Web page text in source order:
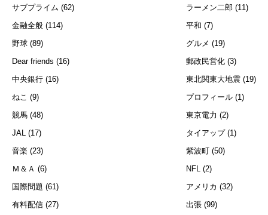
サブプライム (62)
金融全般 (114)
野球 (89)
Dear friends (16)
中央銀行 (16)
ねこ (9)
競馬 (48)
JAL (17)
音楽 (23)
Ｍ＆Ａ (6)
国際問題 (61)
有料配信 (27)
ラーメン二郎 (11)
平和 (7)
グルメ (19)
郵政民営化 (3)
東北関東大地震 (19)
プロフィール (1)
東京電力 (2)
タイアップ(1)
紫波町 (50)
NFL (2)
アメリカ (32)
出張 (99)